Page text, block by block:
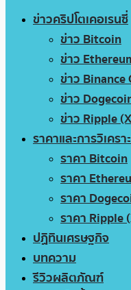
ข่าวคริปโตเคอเรนซี่
ข่าว Bitcoin
ข่าว
ข่าว Binance
ข่าว
ข่าว Ripple
ราคาและการวิเครา
ราคา Bitcoin
ราคา
ราคา
ราคา Ripple
ปฏิทินเศรษฐกิจ
บทความ
รีวิวผลิตภัณฑ์